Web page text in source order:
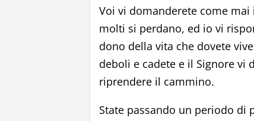
Voi vi domanderete come
molti si perdano, ed io vi
dono della vita che dovete
deboli e cadete e il Signore vi
riprendere il cammino.
State passando un periodo di